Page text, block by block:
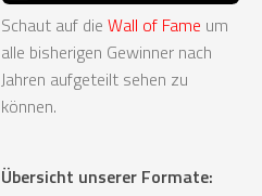
Schaut auf die Wall of Fame um
alle bisherigen Gewinner nach
Jahren aufgeteilt sehen zu
können.
Übersicht unserer Formate: